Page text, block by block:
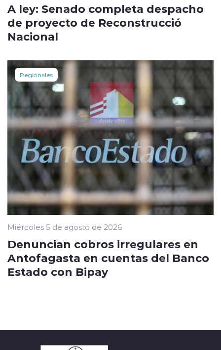
A ley: Senado completa despacho
de proyecto de Reconstrucció
Nacional
Regionales
Miércoles 5 de agosto de 2026
Denuncian cobros irregulares en
Antofagasta en cuentas del Banco
Estado con Bipay